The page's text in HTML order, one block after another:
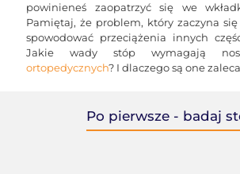
powinieneś zaopatrzyć się we
Pamiętaj, że problem, który zaczyna
spowodować przeciążenia innych
Jakie wady stóp wymagają
ortopedycznych? I dlaczego są one
Po pierwsze - badaj